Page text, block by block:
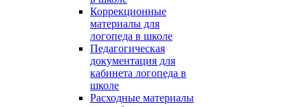
Коррекционные
материалы для
логопеда в школе
Педагогическая
документация для
кабинета логопеда в
школе
Расходные материалы